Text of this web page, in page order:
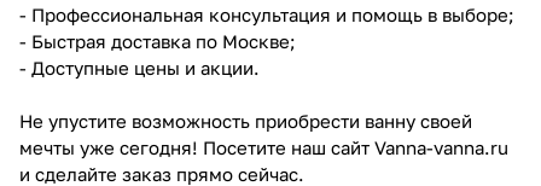
- Профессиональная консультация и помощь в выборе;
- Быстрая доставка по Москве;
- Доступные цены и акции.
Не упустите возможность приобрести ванну своей
мечты уже сегодня! Посетите наш сайт Vanna-vanna.ru
и сделайте заказ прямо сейчас.